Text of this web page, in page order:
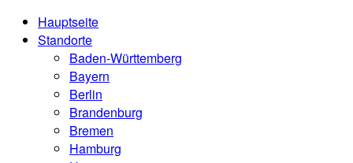
Hauptseite
Standorte
Baden-Württemberg
Bayern
Berlin
Brandenburg
Bremen
Hamburg